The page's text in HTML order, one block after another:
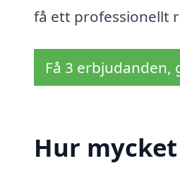
få ett professionellt
Få 3
Hur